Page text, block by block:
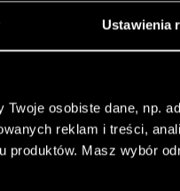
Ustawienia
Twoje osobiste dane, np.
reklam i treści,
Masz wybór